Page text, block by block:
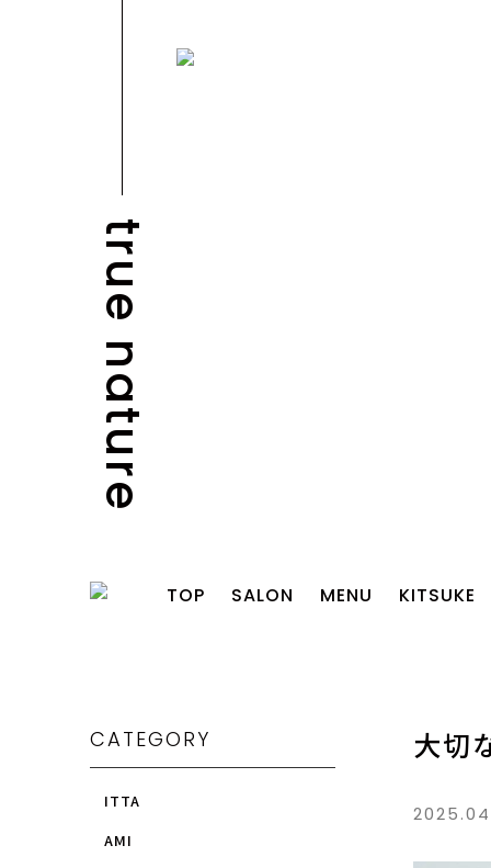
true nature
TOP SALON MENU KITSUKE
大切
CATEGORY
ITTA
AMI